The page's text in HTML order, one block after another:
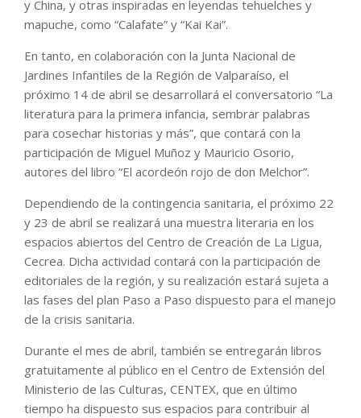
y China, y otras inspiradas en leyendas tehuelches y
mapuche, como “Calafate” y “Kai Kai”.
En tanto, en colaboración con la Junta Nacional de
Jardines Infantiles de la Región de Valparaíso, el
próximo 14 de abril se desarrollará el conversatorio “La
literatura para la primera infancia, sembrar palabras
para cosechar historias y más”, que contará con la
participación de Miguel Muñoz y Mauricio Osorio,
autores del libro “El acordeón rojo de don Melchor”.
Dependiendo de la contingencia sanitaria, el próximo 22
y 23 de abril se realizará una muestra literaria en los
espacios abiertos del Centro de Creación de La Ligua,
Cecrea. Dicha actividad contará con la participación de
editoriales de la región, y su realización estará sujeta a
las fases del plan Paso a Paso dispuesto para el manejo
de la crisis sanitaria.
Durante el mes de abril, también se entregarán libros
gratuitamente al público en el Centro de Extensión del
Ministerio de las Culturas, CENTEX, que en último
tiempo ha dispuesto sus espacios para contribuir al